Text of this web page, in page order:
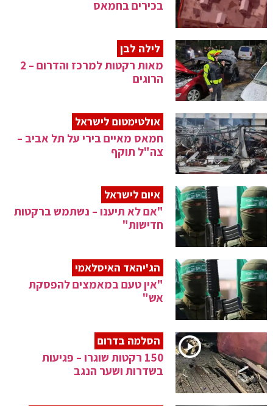
בכירים בחמאס
לילה לבן
מאות רקטות למרכז והדרום – 2
הרוגים
אולטימטום לישראל
חמאס מאיים בירי על תל אביב –
צה"ל תוקף
איום לישראל
"אם לא תיענו – נשתמש ברקטות
חדישות"
הג'יהאד האיסלאמי
"אין טעם במאמצים להפסקת
אש"
הסלמה בדרום
150 רקטות שוגרו – פגיעות
בשדרות ושער הנגב